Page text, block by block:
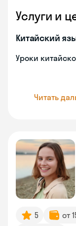
Услуги и
Китайский
Уроки
Читать
5 от